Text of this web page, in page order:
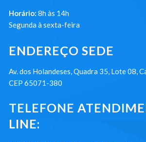
Horário: 8h às 14h
Segunda à sexta-feira
ENDEREÇO SEDE
Av. dos Holandeses, Quadra 35, Lote 08,
CEP 65071-380
TELEFONE
LINE: